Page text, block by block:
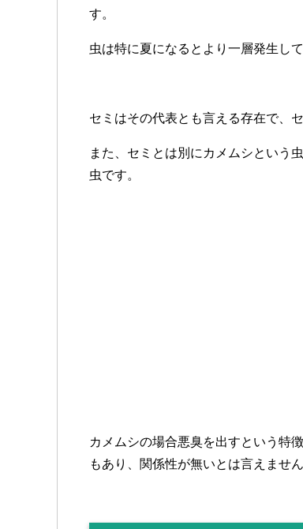
す。
虫は特に夏になるとより一層発生して
セミはその代表とも言える存在で、
また、セミとは別にカメムシという
虫です。
カメムシの場合悪臭を出すという特
もあり、関係性が無いとは言えません